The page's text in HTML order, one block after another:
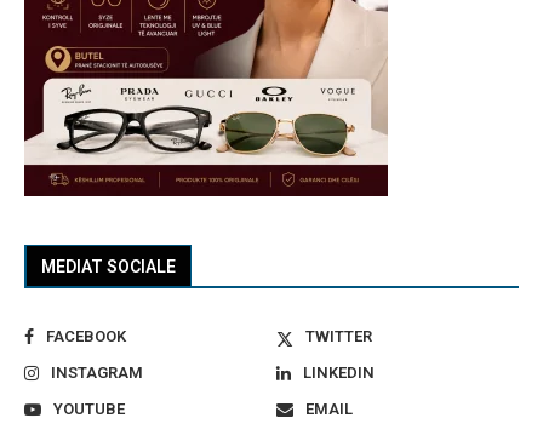
MEDIAT SOCIALE
FACEBOOK
TWITTER
INSTAGRAM
LINKEDIN
YOUTUBE
EMAIL